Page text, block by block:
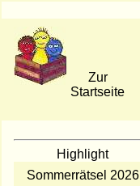
Zur
Startseite
Highlight
Sommerrätsel 2026